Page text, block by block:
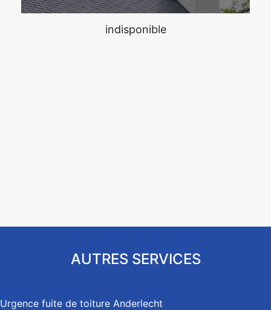
indisponible
AUTRES SERVICES
Urgence fuite de toiture Anderlecht